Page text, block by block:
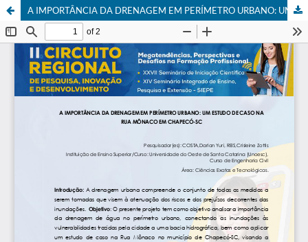
A IMPORTÂNCIA DA DRENAGEM EM PERÍMETRO URBANO: UM ESTUDO DE CASO NA RUA MÔNACO EM CHAPECÓ-SC